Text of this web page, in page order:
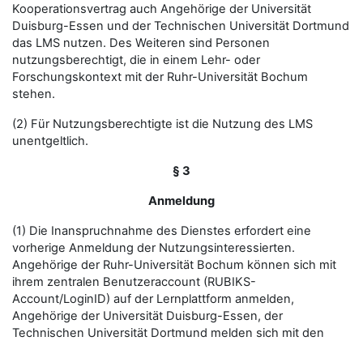
Kooperationsvertrag auch Angehörige der Universität
Duisburg-Essen und der Technischen Universität Dortmund
das LMS nutzen. Des Weiteren sind Personen
nutzungsberechtigt, die in einem Lehr- oder
Forschungskontext mit der Ruhr-Universität Bochum
stehen.
(2) Für Nutzungsberechtigte ist die Nutzung des LMS
unentgeltlich.
§ 3
Anmeldung
(1) Die Inanspruchnahme des Dienstes erfordert eine
vorherige Anmeldung der Nutzungsinteressierten.
Angehörige der Ruhr-Universität Bochum können sich mit
ihrem zentralen Benutzeraccount (RUBIKS-
Account/LoginID) auf der Lernplattform anmelden,
Angehörige der Universität Duisburg-Essen, der
Technischen Universität Dortmund melden sich mit den